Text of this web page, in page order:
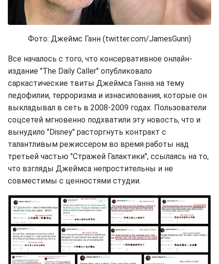
Фото: Джеймс Ганн (twitter.com/JamesGunn)
Все началось с того, что консервативное онлайн-
издание "The Daily Caller" опубликовало
саркастические твиты Джеймса Ганна на тему
педофилии, терроризма и изнасилования, которые он
выкладывал в сеть в 2008-2009 годах. Пользователи
соцсетей мгновенно подхватили эту новость, что и
вынудило "Disney" расторгнуть контракт с
талантливым режиссером во время работы над
третьей частью "Стражей Галактики", ссылаясь на то,
что взгляды Джеймса непростительны и не
совместимы с ценностями студии.